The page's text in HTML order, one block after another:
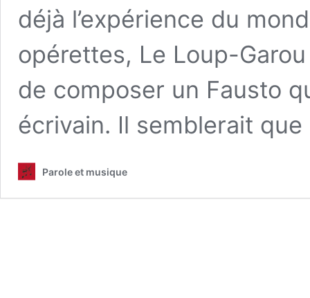
déjà l’expérience du
opérettes, Le Loup-
de composer un Fausto
écrivain. Il semblerait
Parole et musique